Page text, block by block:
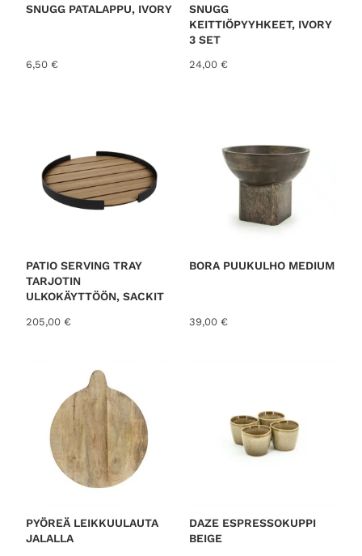
SNUGG PATALAPPU, IVORY
6,50 €
SNUGG
KEITTIÖPYYHKEET, IVORY
3 SET
24,00 €
PATIO SERVING TRAY
TARJOTIN
ULKOKÄYTTÖÖN, SACKIT
205,00 €
BORA PUUKULHO MEDIUM
39,00 €
PYÖREÄ LEIKKUULAUTA
JALALLA
DAZE ESPRESSOKUPPI
BEIGE